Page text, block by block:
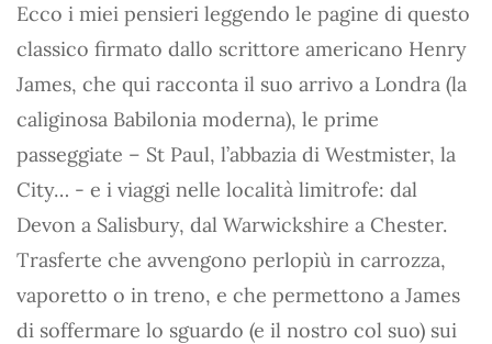
Ecco i miei pensieri leggendo le pagine di questo
classico firmato dallo scrittore americano Henry
James, che qui racconta il suo arrivo a Londra (la
caliginosa Babilonia moderna), le prime
passeggiate – St Paul, l’abbazia di Westmister, la
City… - e i viaggi nelle località limitrofe: dal
Devon a Salisbury, dal Warwickshire a Chester.
Trasferte che avvengono perlopiù in carrozza,
vaporetto o in treno, e che permettono a James
di soffermare lo sguardo (e il nostro col suo) sui